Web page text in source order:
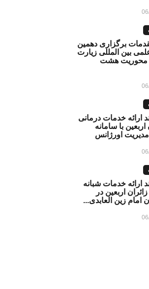
برگزاری دهمین
بین المللی زیارت
محوریت هشت
ارائه خدمات درمانی
اربعین با سامانه
اورژانس
ارائه خدمات شبانه
اربعین در
امام زین العابدی...